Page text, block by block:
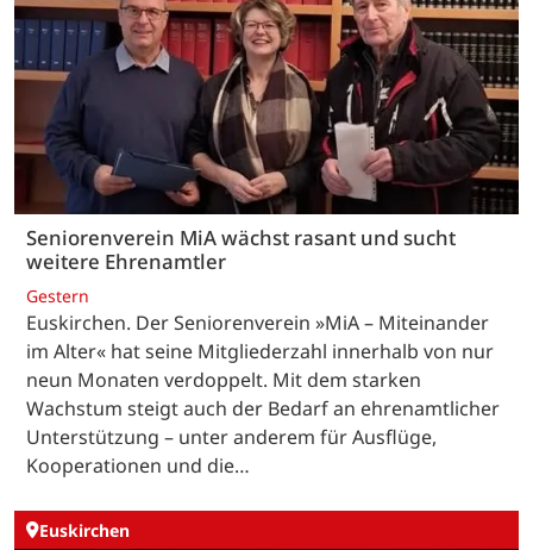
Seniorenverein MiA wächst rasant und sucht
weitere Ehrenamtler
Gestern
Euskirchen. Der Seniorenverein »MiA – Miteinander
im Alter« hat seine Mitgliederzahl innerhalb von nur
neun Monaten verdoppelt. Mit dem starken
Wachstum steigt auch der Bedarf an ehrenamtlicher
Unterstützung – unter anderem für Ausflüge,
Kooperationen und die…
Euskirchen